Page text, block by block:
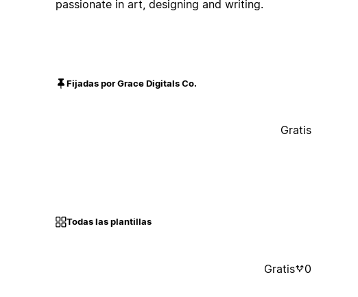
passionate in art, designing and writing.
Fijadas por Grace Digitals Co.
Gratis
Todas las plantillas
Gratis 0